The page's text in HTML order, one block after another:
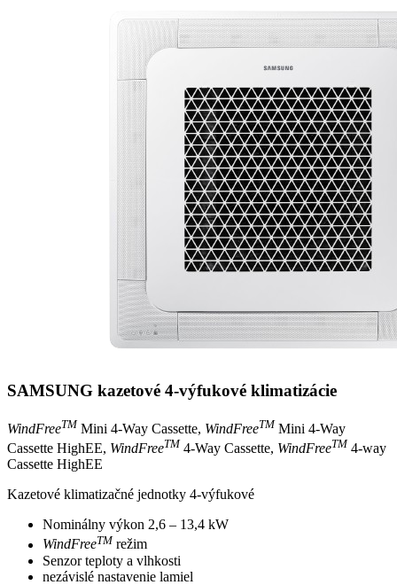
SAMSUNG kazetové 4-výfukové klimatizácie
WindFreeTM Mini 4-Way Cassette, WindFreeTM Mini 4-Way
Cassette HighEE, WindFreeTM 4-Way Cassette, WindFreeTM 4-way
Cassette HighEE
Kazetové klimatizačné jednotky 4-výfukové
Nominálny výkon 2,6 – 13,4 kW
WindFreeTM režim
Senzor teploty a vlhkosti
nezávislé nastavenie lamiel